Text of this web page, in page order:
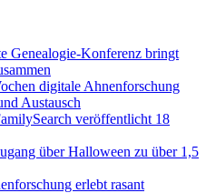
Genealogie-Konferenz bringt
digitale Ahnenforschung
Austausch
veröffentlicht 18
über Halloween zu über 1,5
erlebt rasant